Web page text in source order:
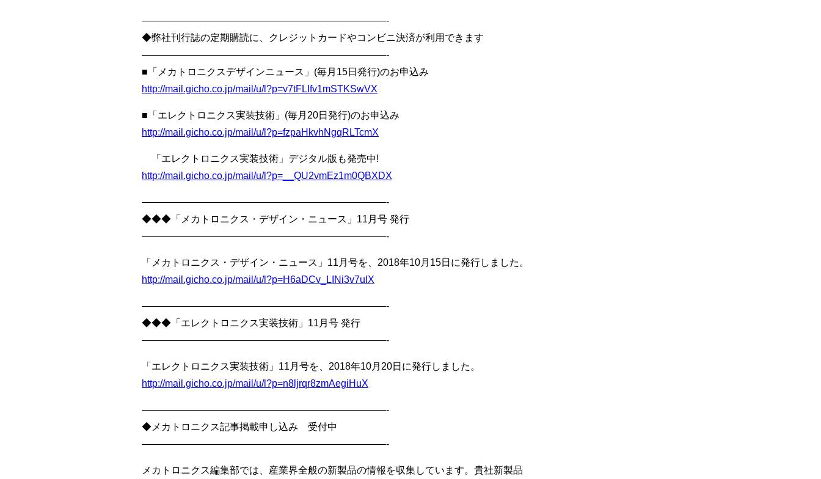
—————————————————————————-
◆弊社刊行誌の定期購読に、クレジットカードやコンビニ決済が利用できます
—————————————————————————-
■「メカトロニクスデザインニュース」(毎月15日発行)のお申込み
http://mail.gicho.co.jp/mail/u/l?p=v7tFLIfv1mSTKSwVX
■「エレクトロニクス実装技術」(毎月20日発行)のお申込み
http://mail.gicho.co.jp/mail/u/l?p=fzpaHkvhNgqRLTcmX
「エレクトロニクス実装技術」デジタル版も発売中!
http://mail.gicho.co.jp/mail/u/l?p=__QU2vmEz1m0QBXDX
—————————————————————————-
◆◆◆「メカトロニクス・デザイン・ニュース」11月号 発行
—————————————————————————-
「メカトロニクス・デザイン・ニュース」11月号を、2018年10月15日に発行しました。
http://mail.gicho.co.jp/mail/u/l?p=H6aDCv_LINi3v7uIX
—————————————————————————-
◆◆◆「エレクトロニクス実装技術」11月号 発行
—————————————————————————-
「エレクトロニクス実装技術」11月号を、2018年10月20日に発行しました。
http://mail.gicho.co.jp/mail/u/l?p=n8ljrqr8zmAegiHuX
—————————————————————————-
◆メカトロニクス記事掲載申し込み 受付中
—————————————————————————-
メカトロニクス編集部では、産業界全般の新製品の情報を収集しています。貴社新製品